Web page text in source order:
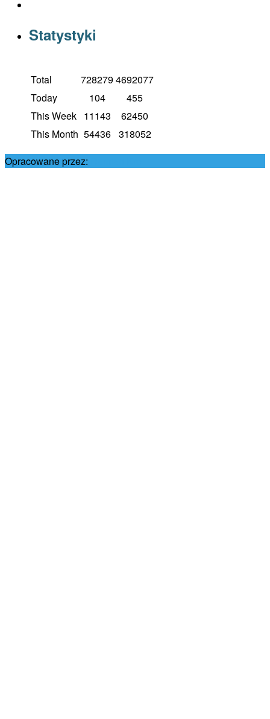
Statystyki
Total 7282794692077
Today
104
455
This Week 11143
62450
This Month 54436 318052
Opracowane przez: